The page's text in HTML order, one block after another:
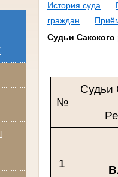
История суда
граждан
Судьи
№
Судьи
1